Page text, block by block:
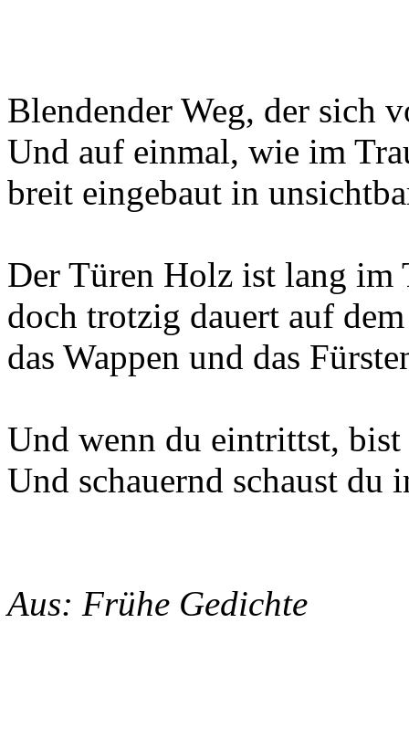
Blendender Weg, der sich
Und auf einmal, wie im
breit eingebaut in
Der Türen Holz ist lang im
doch trotzig dauert auf
das Wappen und das
Und wenn du eintrittst,
Und schauernd schaust du
Aus: Frühe Gedichte